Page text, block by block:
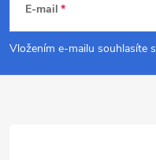
p
a
E-mail
Vložením e-mailu souhlasíte s